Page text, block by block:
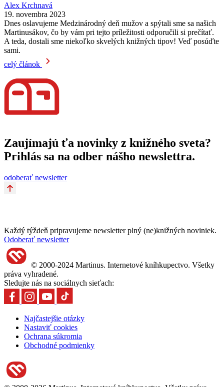
Alex Krchnavá
19. novembra 2023
Dnes oslavujeme Medzinárodný deň mužov a spýtali sme sa našich
Martinusákov, čo by vám pri tejto príležitosti odporučili si prečítať.
A teda, dostali sme niekoľko skvelých knižných tipov! Veď posúďte
sami.
celý článok
Zaujímajú ťa novinky z knižného sveta?
Prihlás sa na odber nášho newslettra.
odoberať newsletter
Každý týždeň pripravujeme newsletter plný (ne)knižných noviniek.
Odoberať newsletter
© 2000-2024 Martinus. Internetové kníhkupectvo. Všetky
práva vyhradené.
Sledujte nás na sociálnych sieťach:
Najčastejšie otázky
Nastaviť cookies
Ochrana súkromia
Obchodné podmienky